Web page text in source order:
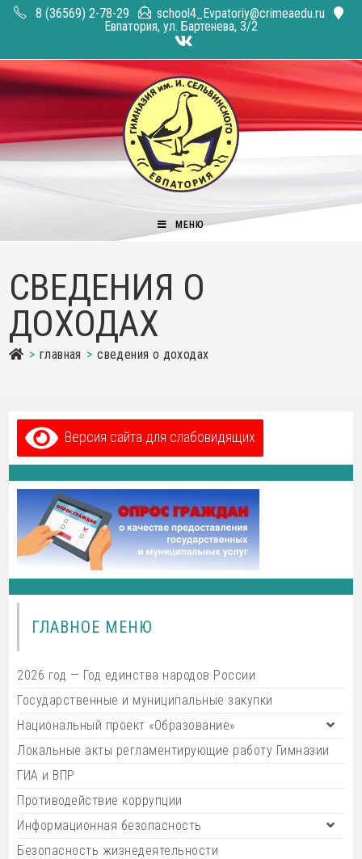
Перейти
8 (36569) 2-78-29
school4_Evpatoriy@crimeaedu.ru
Евпатория, ул. Бартенева, 3/2
МЕНЮ
СВЕДЕНИЯ О
ДОХОДАХ
> главная > сведения о доходах
Версия сайта для слабовидящих
ГЛАВНОЕ МЕНЮ
2026 год — Год единства народов России
Государственные и муниципальные закупки
Национальный проект «Образование»
Локальные акты регламентирующие работу Гимназии
ГИА и ВПР
Противодействие коррупции
Информационная безопасность
Безопасность жизнедеятельности